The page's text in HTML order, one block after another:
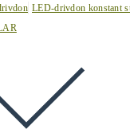
LED-drivdon konstant